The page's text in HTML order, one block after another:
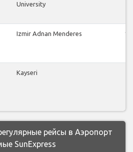
University
Izmir Adnan Menderes 11
Kayseri
рейсы в Аэропорт
SunExpress